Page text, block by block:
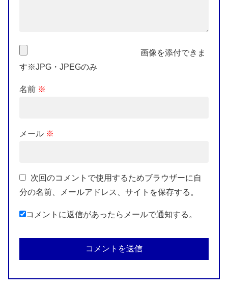
画像を添付できま
す※JPG・JPEGのみ
名前 ※
メール ※
次回のコメントで使用するためブラウザーに自
分の名前、メールアドレス、サイトを保存する。
コメントに返信があったらメールで通知する。